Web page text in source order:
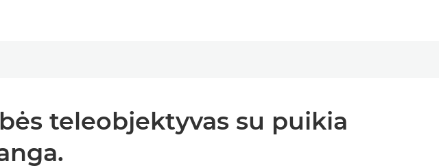
teleobjektyvas su puikia